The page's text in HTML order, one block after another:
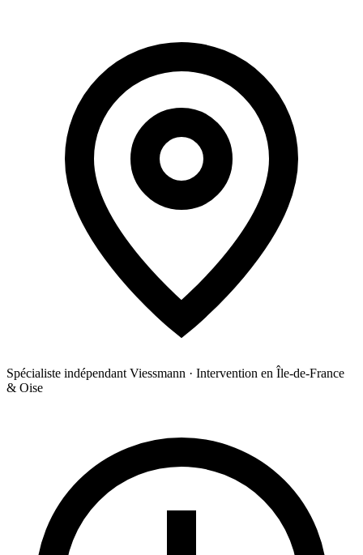
Spécialiste indépendant Viessmann · Intervention en Île-de-France
& Oise